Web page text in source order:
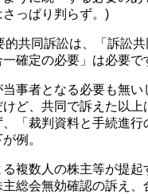
っぱり判らず。)
的共同訴訟は、「訴訟
確定の必要」は必要で
事者となる必要も無い
ど、共同で訴えた以上
、「裁判資料と手続進
例。
る複数人の株主等が提
総会無効確認の訴え、